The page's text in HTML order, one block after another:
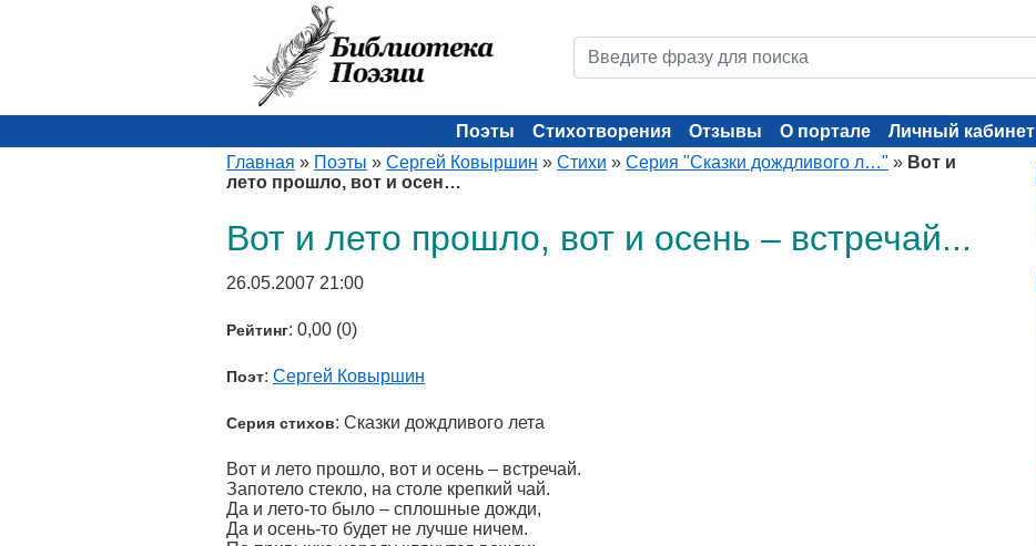
Поэты Стихотворения Отзывы О портале
Личный кабинет
Главная » Поэты » Сергей Ковыршин » Стихи » Серия "Сказки дождливого л…" » Вот и
лето прошло, вот и осен…
Вот и лето прошло, вот и осень – встречай...
26.05.2007 21:00
Рейтинг: 0,00 (0)
Поэт: Сергей Ковыршин
Серия стихов: Сказки дождливого лета
Вот и лето прошло, вот и осень – встречай.
Запотело стекло, на столе крепкий чай.
Да и лето-то было – сплошные дожди,
Да и осень-то будет не лучше ничем.